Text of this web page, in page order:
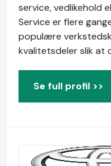
service, vedlikehold
Service er flere
populære
kvalitetsdeler slik at
Se full profil >>